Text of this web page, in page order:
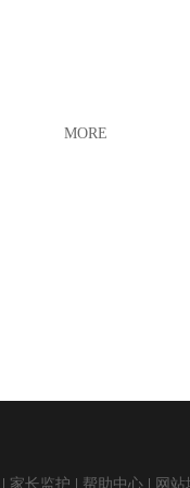
MORE
家长监护 帮助中心 网站